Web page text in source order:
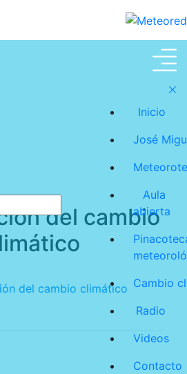
Inicio
José
Aula
abierta
Cambio
Radio
Videos
Contacto
climático
del cambio